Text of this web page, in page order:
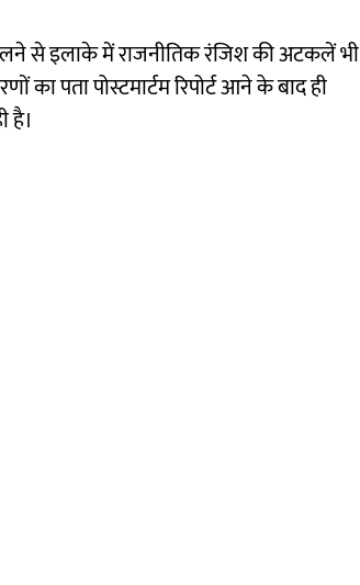
से इलाके में राजनीतिक रंजिश की अटकलें भी
पता पोस्टमार्टम रिपोर्ट आने के बाद ही
है।